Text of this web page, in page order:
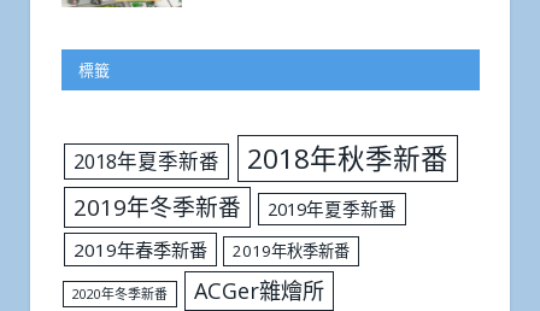
標籤
2018年夏季新番 2018年秋季新番
2019年冬季新番
2019年夏季新番
2019年春季新番
2019年秋季新番
2020年冬季新番 ACGer雜燴所